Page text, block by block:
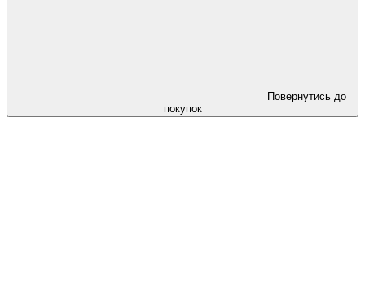
Повернутись до
покупок